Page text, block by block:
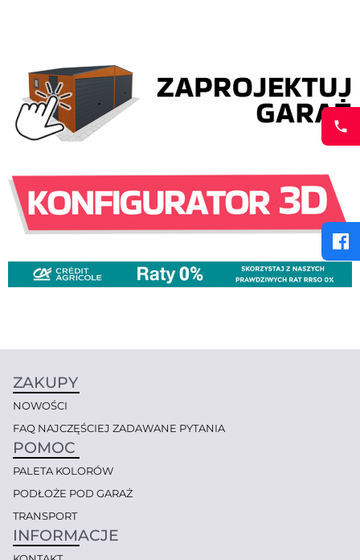
ZAKUPY
NOWOŚCI
FAQ NAJCZĘŚCIEJ ZADAWANE PYTANIA
POMOC
PALETA KOLORÓW
PODŁOŻE POD GARAŻ
TRANSPORT
INFORMACJE